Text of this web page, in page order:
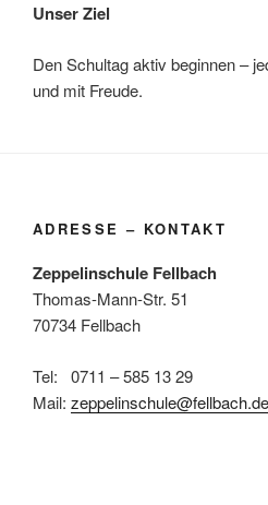
Unser Ziel
Den Schultag aktiv beginnen –
und mit Freude.
ADRESSE – KONTAKT
Zeppelinschule Fellbach
Thomas-Mann-Str. 51
70734 Fellbach
Tel: 0711 – 585 13 29
Mail: zeppelinschule@fellbach.de